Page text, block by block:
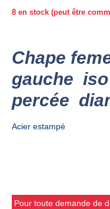
8 en stock (peut être
Chape
gauche
percée
Acier estampé
Pour toute demande de